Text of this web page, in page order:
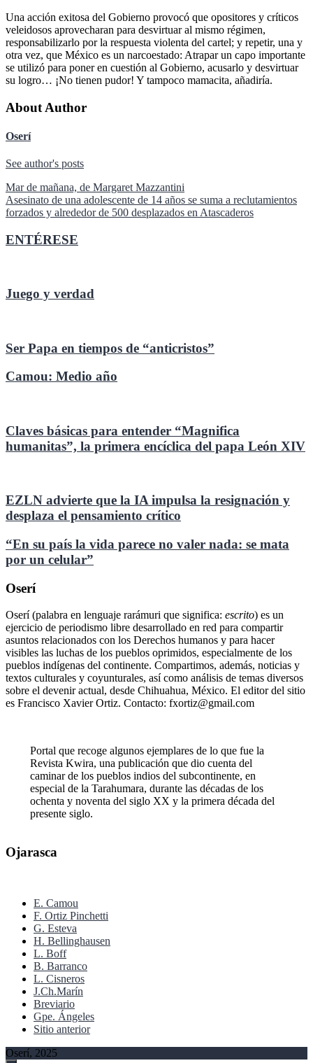
Una acción exitosa del Gobierno provocó que opositores y críticos
veleidosos aprovecharan para desvirtuar al mismo régimen,
responsabilizarlo por la respuesta violenta del cartel; y repetir, una y
otra vez, que México es un narcoestado: Atrapar un capo importante
se utilizó para poner en cuestión al Gobierno, acusarlo y desvirtuar
su logro… ¡No tienen pudor! Y tampoco mamacita, añadiría.
About Author
Oserí
See author's posts
Navegación
de
Mar de mañana, de Margaret Mazzantini
Asesinato de una adolescente de 14 años se suma a reclutamientos
forzados y alrededor de 500 desplazados en Atascaderos
ENTÉRESE
Juego y verdad
Ser Papa en tiempos de “anticristos”
Camou: Medio año
Claves básicas para entender “Magnifica
humanitas”, la primera encíclica del papa León XIV
EZLN advierte que la IA impulsa la resignación y
desplaza el pensamiento crítico
“En su país la vida parece no valer nada: se mata
por un celular”
Oserí
Oserí (palabra en lenguaje rarámuri que significa: escrito) es un
ejercicio de periodismo libre desarrollado en red para compartir
asuntos relacionados con los Derechos humanos y para hacer
visibles las luchas de los pueblos oprimidos, especialmente de los
pueblos indígenas del continente. Compartimos, además, noticias y
textos culturales y coyunturales, así como análisis de temas diversos
sobre el devenir actual, desde Chihuahua, México. El editor del sitio
es Francisco Xavier Ortiz. Contacto: fxortiz@gmail.com
Portal que recoge algunos ejemplares de lo que fue la
Revista Kwira, una publicación que dio cuenta del
caminar de los pueblos indios del subcontinente, en
especial de la Tarahumara, durante las décadas de los
ochenta y noventa del siglo XX y la primera década del
presente siglo.
Ojarasca
E. Camou
F. Ortiz Pinchetti
G. Esteva
H. Bellinghausen
L. Boff
B. Barranco
L. Cisneros
J.Ch.Marín
Breviario
Gpe. Ángeles
Sitio anterior
Oserí, 2025